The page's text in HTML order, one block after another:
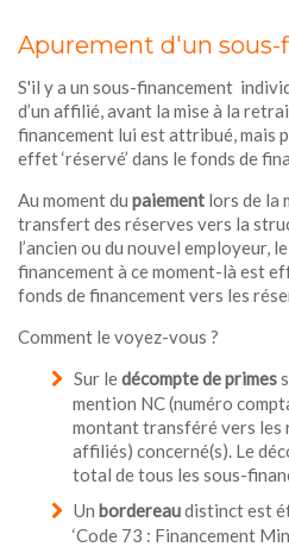
Apurement d'un
S'il y a un sous-financement
d’un affilié, avant la mise à la
financement lui est attribué, mais
effet ‘réservé’ dans le fonds de
Au moment du paiement lors de la
transfert des réserves vers la
l’ancien ou du nouvel employeur,
financement à ce moment-là est
fonds de financement vers les
Comment le voyez-vous ?
Sur ledécompte de primes
mention NC (numéro
montant transféré vers les
affiliés) concerné(s). Le
total de tous les sous-
Un bordereaudistinct est
‘Code 73 : Financement